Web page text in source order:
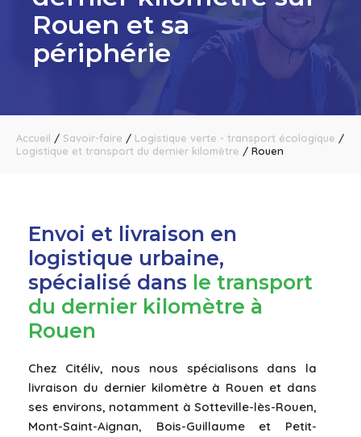
Rouen et sa
périphérie
Accueil / Savoir-faire / Logistique verte - transport écologique /
Logistique et transport du dernier kilomètre / Rouen
Envoi et livraison en
logistique urbaine,
spécialisé dans le transport
du dernier kilomètre à
Rouen
Chez Citéliv, nous nous spécialisons dans la
livraison du dernier kilomètre à Rouen et dans
ses environs, notamment à Sotteville-lès-Rouen,
Mont-Saint-Aignan, Bois-Guillaume et Petit-